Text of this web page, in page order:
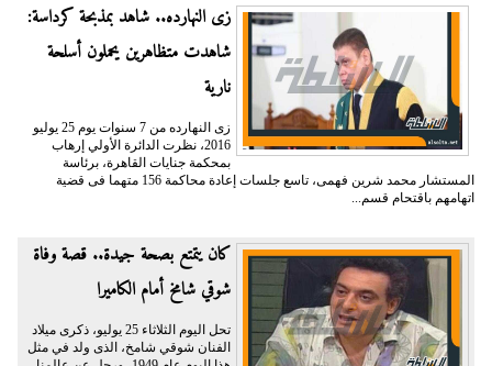
زى النهارده.. شاهد بمذبحة كرداسة:
شاهدت متظاهرين يحملون أسلحة
نارية
زى النهارده من 7 سنوات يوم 25 يوليو
2016، نظرت الدائرة الأولي إرهاب
بمحكمة جنايات القاهرة، برئاسة
المستشار محمد شرين فهمى، تاسع جلسات إعادة محاكمة 156 متهما فى قضية
اتهامهم باقتحام قسم...
كان يتمتع بصحة جيدة.. قصة وفاة
شوقي شامخ أمام الكاميرا
تحل اليوم الثلاثاء 25 يوليو، ذكرى ميلاد
الفنان شوقي شامخ، الذى ولد في مثل